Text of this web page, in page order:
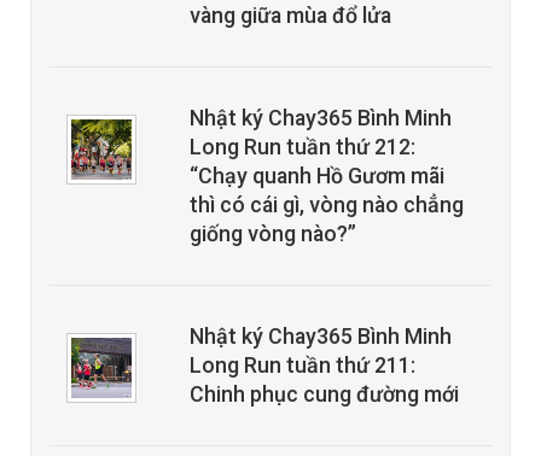
vàng giữa mùa đổ lửa
Nhật ký Chay365 Bình Minh
Long Run tuần thứ 212:
“Chạy quanh Hồ Gươm mãi
thì có cái gì, vòng nào chẳng
giống vòng nào?”
Nhật ký Chay365 Bình Minh
Long Run tuần thứ 211:
Chinh phục cung đường mới